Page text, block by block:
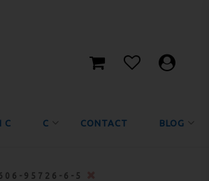
C C CONTACT BLOG
95726-6-5